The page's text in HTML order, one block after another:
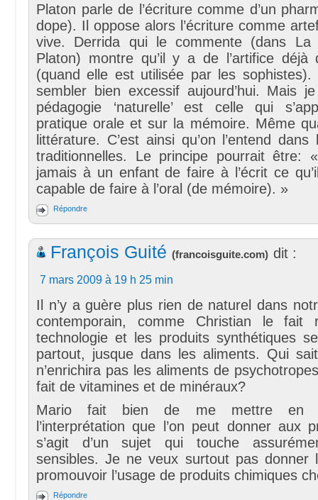
Platon parle de l’écriture comme d’un
dope). Il oppose alors l’écriture comme
vive. Derrida qui le commente (dans La
Platon) montre qu’il y a de l’artifice déjà
(quand elle est utilisée par les sophistes).
sembler bien excessif aujourd’hui. Mais
pédagogie ‘naturelle’ est celle qui
pratique orale et sur la mémoire. Même
littérature. C’est ainsi qu’on l’entend dans
traditionnelles. Le principe pourrait être:
jamais à un enfant de faire à l’écrit ce
capable de faire à l’oral (de mémoire). »
Répondre
François Guité (francoisguite.com) dit :
7 mars 2009 à 19 h 25 min
Il n’y a guère plus rien de naturel dans
contemporain, comme Christian le fait
technologie et les produits synthétiques
partout, jusque dans les aliments. Qui
n’enrichira pas les aliments de
fait de vitamines et de minéraux?
Mario fait bien de me mettre en
l’interprétation que l’on peut donner aux
s’agit d’un sujet qui touche
sensibles. Je ne veux surtout pas donner
promouvoir l’usage de produits chimiques
Répondre